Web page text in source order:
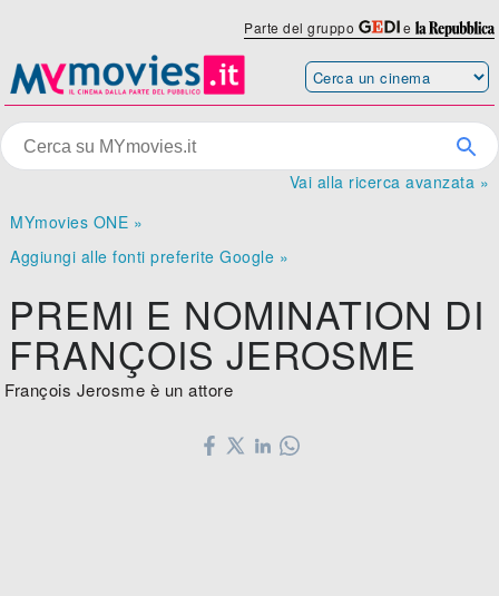
Parte del gruppo e
Vai alla ricerca avanzata »
MYmovies ONE »
Aggiungi alle fonti preferite Google »
PREMI E NOMINATION DI
FRANÇOIS JEROSME
François Jerosme è un attore